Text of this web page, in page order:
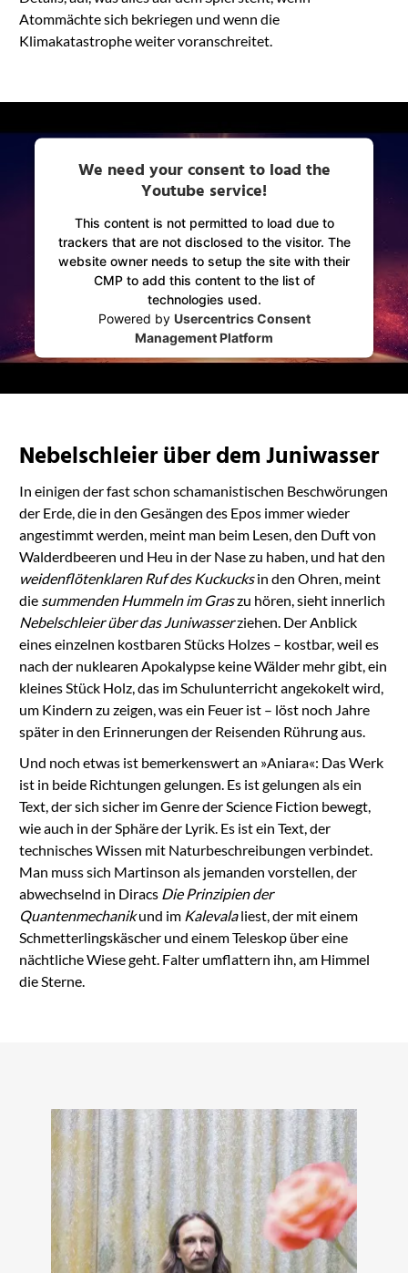
Atommächte sich bekriegen und wenn die
Klimakatastrophe weiter voranschreitet.
We need your consent to load the
Youtube service!
This content is not permitted to load due to
trackers that are not disclosed to the visitor. The
website owner needs to setup the site with their
CMP to add this content to the list of
technologies used.
Powered by Usercentrics Consent
Management Platform
Nebelschleier über dem Juniwasser
In einigen der fast schon schamanistischen Beschwörungen
der Erde, die in den Gesängen des Epos immer wieder
angestimmt werden, meint man beim Lesen, den Duft von
Walderdbeeren und Heu in der Nase zu haben, und hat den
weidenflötenklaren Ruf des Kuckucksin den Ohren, meint
die summenden Hummeln im Graszu hören, sieht innerlich
Nebelschleier über das Juniwasserziehen. Der Anblick
eines einzelnen kostbaren Stücks Holzes – kostbar, weil es
nach der nuklearen Apokalypse keine Wälder mehr gibt, ein
kleines Stück Holz, das im Schulunterricht angekokelt wird,
um Kindern zu zeigen, was ein Feuer ist – löst noch Jahre
später in den Erinnerungen der Reisenden Rührung aus.
Und noch etwas ist bemerkenswert an »Aniara«: Das Werk
ist in beide Richtungen gelungen. Es ist gelungen als ein
Text, der sich sicher im Genre der Science Fiction bewegt,
wie auch in der Sphäre der Lyrik. Es ist ein Text, der
technisches Wissen mit Naturbeschreibungen verbindet.
Man muss sich Martinson als jemanden vorstellen, der
abwechselnd in Diracs Die Prinzipien der
Quantenmechanikund im Kalevalaliest, der mit einem
Schmetterlingskäscher und einem Teleskop über eine
nächtliche Wiese geht. Falter umflattern ihn, am Himmel
die Sterne.